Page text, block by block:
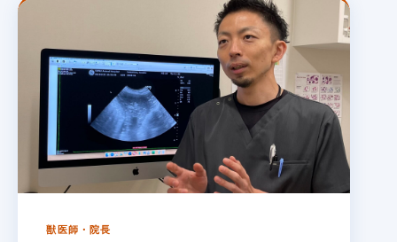
獣医師・院長